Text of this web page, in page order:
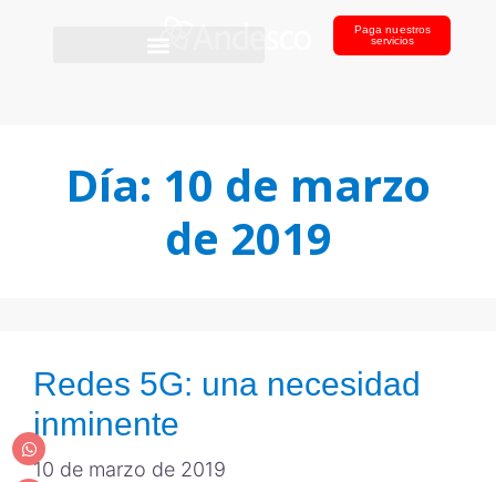
Paga nuestros
servicios
Día: 10 de marzo
de 2019
Redes 5G: una necesidad
inminente
10 de marzo de 2019